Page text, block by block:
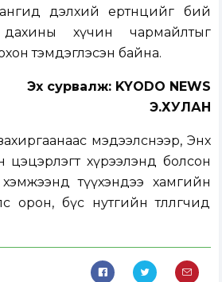
дэлхий ертөнцийг бий
хүчин чармайлтыг
тэмдэглэсэн байна.
Эх сурвалж: KYODO NEWS
Э.ХУЛАН
мэдээлснээр, Энх
цэцэрлэгт хүрээлэнд болсон
түүхэндээ хамгийн
бүс нутгийн төлөөлөгчид